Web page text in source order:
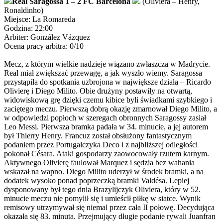
Ronaldinho)
Miejsce: La Romareda
Godzina: 22:00
Arbiter: González Vázquez
Ocena pracy arbitra: 0/10
Mecz, z którym wielkie nadzieje wiązano zwłaszcza w Madrycie.
Real miał zwiększać przewagę, a jak wyszło wiemy. Saragossa
przystąpiła do spotkania uzbrojona w największe działa – Ricardo
Olivierę i Diego Milito. Obie drużyny postawiły na otwartą,
widowiskową grę dzięki czemu kibice byli świadkami szybkiego i
zaciętego meczu. Pierwszą dobrą okazję zmarnował Diego Milito, a
w odpowiedzi popłoch w szeregach obronnych Saragossy zasiał
Leo Messi. Pierwsza bramka padała w 34. minucie, a jej autorem
był Thierry Henry. Francuz został obsłużony fantastycznym
podaniem przez Portugalczyka Deco i z najbliższej odległości
pokonał Césara. Ataki gospodarzy zaowocowały rzutem karnym.
Aktywnego Olivierę faulował Marquez i sędzia bez wahania
wskazał na wapno. Diego Milito uderzył w środek bramki, a na
dodatek wysoko ponad poprzeczką bramki Valdésa. Lepiej
dysponowany był tego dnia Brazylijczyk Oliviera, który w 52.
minucie meczu nie pomylił się i umieścił piłkę w siatce. Wynik
remisowy utrzymywał się niemal przez cała II połowę. Decydująca
okazała się 83. minuta. Przejmujący długie podanie rywali Juanfran